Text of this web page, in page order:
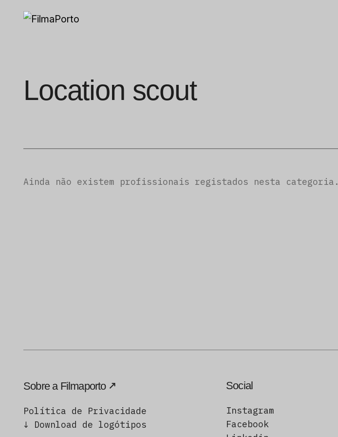
Location scout
Ainda não existem profissionais registados nesta categoria.
Sobre a Filmaporto
Política de Privacidade
↓ Download de logótipos
Social
Instagram
Facebook